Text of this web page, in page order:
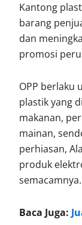
Kantong
barang
dan
promosi
OPP berlaku
plastik yang
makanan,
mainan,
perhiasan,
produk
semacamnya.
Baca Juga: